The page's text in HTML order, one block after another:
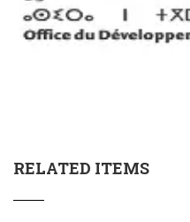
RELATED ITEMS